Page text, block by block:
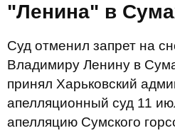
"Ленина" в
Суд отменил запрет на
Владимиру Ленину в
принял Харьковский
апелляционный суд 11
апелляцию Сумского